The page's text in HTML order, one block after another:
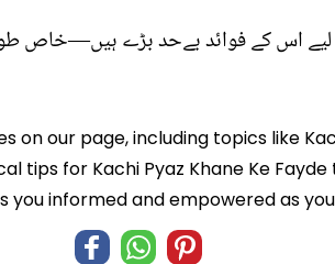
اس کے فوائد بےحد بڑے ہیں—خاص
on our page, including topics like
tips for Kachi Pyaz Khane Ke
informed and empowered as